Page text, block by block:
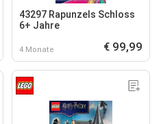
43297 Rapunzels Schloss
6+ Jahre
4 Monate € 99,99